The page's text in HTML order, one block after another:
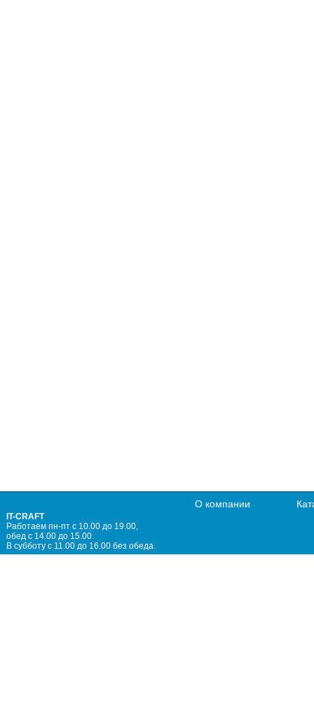
IT-CRAFT
Работаем пн-пт с 10.00 до 19.00,
обед с 14.00 до 15.00.
В субботу с 11.00 до 16.00 без обеда.
О компании